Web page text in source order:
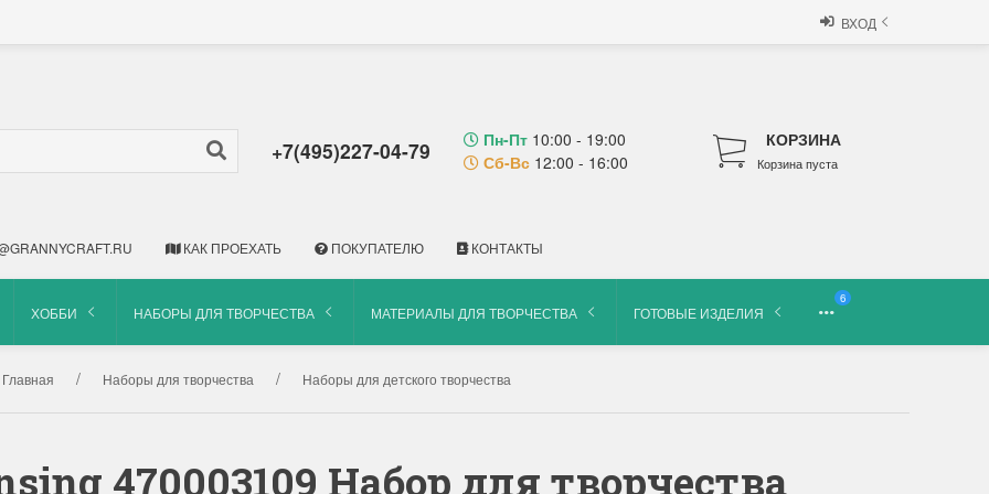
ВХОД
+7(495)227-04-79 Пн-Пт 10:00 - 19:00
Сб-Вс 12:00 - 16:00
КОРЗИНА
Корзина пуста
КАК ПРОЕХАТЬ ПОКУПАТЕЛЮ КОНТАКТЫ
ХОББИ НАБОРЫ ДЛЯ ТВОРЧЕСТВА МАТЕРИАЛЫ ДЛЯ ТВОРЧЕСТВА ГОТОВЫЕ ИЗДЕЛИЯ
6
Главная Наборы для творчества Наборы для детского творчества
470003109 Набор для творчества